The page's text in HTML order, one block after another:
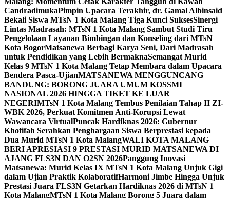
CandradimukaPimpin Upacara Terakhir, dr. Gamal Albinsaid
Bekali Siswa MTsN 1 Kota Malang Tiga Kunci SuksesSinergi
Lintas Madrasah: MTsN 1 Kota Malang Sambut Studi Tiru
Pengelolaan Layanan Bimbingan dan Konseling dari MTsN
Kota BogorMatsanewa Berbagi Karya Seni, Dari Madrasah
untuk Pendidikan yang Lebih BermaknaSemangat Murid
Kelas 9 MTsN 1 Kota Malang Tetap Membara dalam Upacara
Bendera Pasca-UjianMATSANEWA MENGGUNCANG
BANDUNG: BORONG JUARA UMUM KOSSMI
NASIONAL 2026 HINGGA TIKET KE LUAR
NEGERIMTsN 1 Kota Malang Tembus Penilaian Tahap II ZI-
WBK 2026, Perkuat Komitmen Anti-Korupsi Lewat
Wawancara VirtualPuncak Hardiknas 2026: Gubernur
Khofifah Serahkan Penghargaan Siswa Berprestasi kepada
Dua Murid MTsN 1 Kota MalangWALI KOTA MALANG
BERI APRESIASI 9 PRESTASI MURID MATSANEWA DI
AJANG FLS3N DAN O2SN 2026Panggung Inovasi
Matsanewa: Murid Kelas IX MTsN 1 Kota Malang Unjuk Gigi
dalam Ujian Praktik KolaboratifHarmoni Jimbe Hingga Unjuk
Prestasi Juara FLS3N Getarkan Hardiknas 2026 di MTsN 1
Kota MalangMTsN 1 Kota Malang Borong 5 Juara dalam